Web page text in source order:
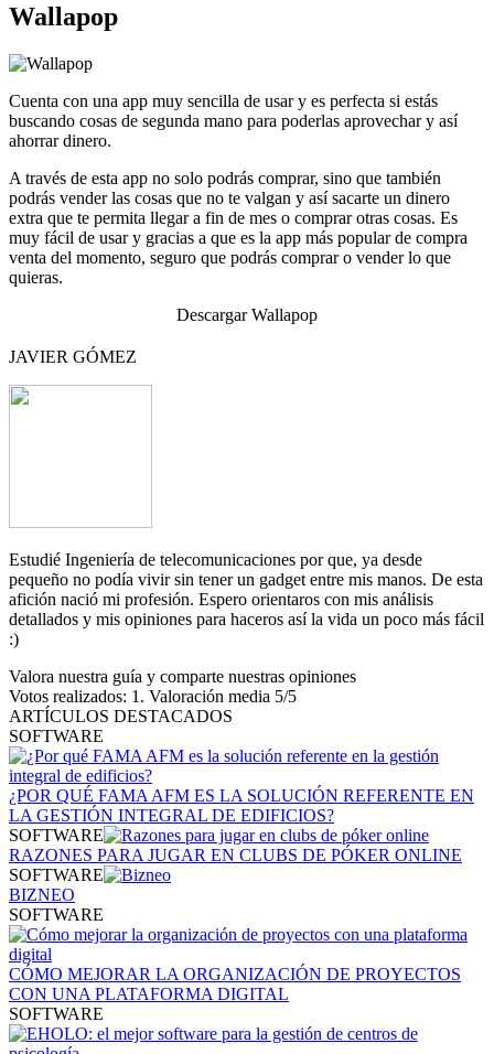
Wallapop
Cuenta con una app muy sencilla de usar y es perfecta si estás
buscando cosas de segunda mano para poderlas aprovechar y así
ahorrar dinero.
A través de esta app no solo podrás comprar, sino que también
podrás vender las cosas que no te valgan y así sacarte un dinero
extra que te permita llegar a fin de mes o comprar otras cosas. Es
muy fácil de usar y gracias a que es la app más popular de compra
venta del momento, seguro que podrás comprar o vender lo que
quieras.
Descargar Wallapop
JAVIER GÓMEZ
Estudié Ingeniería de telecomunicaciones por que, ya desde
pequeño no podía vivir sin tener un gadget entre mis manos. De esta
afición nació mi profesión. Espero orientaros con mis análisis
detallados y mis opiniones para haceros así la vida un poco más fácil
:)
Valora nuestra guía y comparte nuestras opiniones
Votos realizados: 1 . Valoración media 5/5
ARTÍCULOS DESTACADOS
SOFTWARE
¿POR QUÉ FAMA AFM ES LA SOLUCIÓN REFERENTE EN
LA GESTIÓN INTEGRAL DE EDIFICIOS?
SOFTWARE
RAZONES PARA JUGAR EN CLUBS DE PÓKER ONLINE
SOFTWARE
BIZNEO
SOFTWARE
CÓMO MEJORAR LA ORGANIZACIÓN DE PROYECTOS
CON UNA PLATAFORMA DIGITAL
SOFTWARE